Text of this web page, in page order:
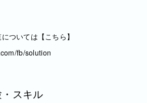
ついては【こちら】
fb/solution
スキル